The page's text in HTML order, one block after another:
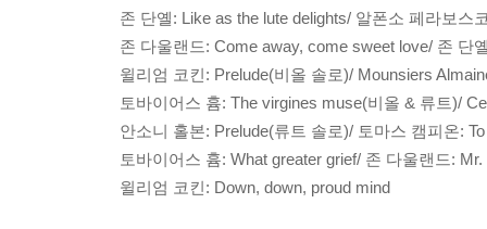
존 단옐: Like as the lute delights/ 알폰소 페라보스
존 다울랜드: Come away, come sweet love/ 존 단
윌리엄 코킨: Prelude(비올 솔로)/ Mounsiers
토바이어스 흄: The virgines muse(비올 & 류트)/
안소니 홀본: Prelude(류트 솔로)/ 토마스 캠피온:
토바이어스 흄: What greater grief/ 존 다울랜드:
윌리엄 코킨: Down, down, proud mind